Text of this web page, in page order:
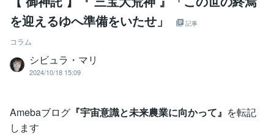
を迎えるゆへ準備をいたせ」
記事
コラム
シビュラ・マリ
2024/10/18 15:09
Amebaブログ 『宇宙意識と未来農業に向かって』 を転記
します